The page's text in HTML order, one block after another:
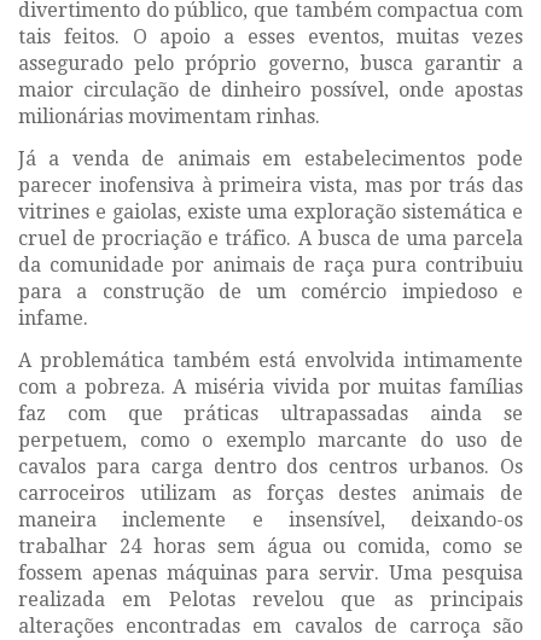
divertimento do público, que também compactua com
tais feitos. O apoio a esses eventos, muitas vezes
assegurado pelo próprio governo, busca garantir a
maior circulação de dinheiro possível, onde apostas
milionárias movimentam rinhas.
Já a venda de animais em estabelecimentos pode
parecer inofensiva à primeira vista, mas por trás das
vitrines e gaiolas, existe uma exploração sistemática e
cruel de procriação e tráfico. A busca de uma parcela
da comunidade por animais de raça pura contribuiu
para a construção de um comércio impiedoso e
infame.
A problemática também está envolvida intimamente
com a pobreza. A miséria vivida por muitas famílias
faz com que práticas ultrapassadas ainda se
perpetuem, como o exemplo marcante do uso de
cavalos para carga dentro dos centros urbanos. Os
carroceiros utilizam as forças destes animais de
maneira inclemente e insensível, deixando-os
trabalhar 24 horas sem água ou comida, como se
fossem apenas máquinas para servir. Uma pesquisa
realizada em Pelotas revelou que as principais
alterações encontradas em cavalos de carroça são